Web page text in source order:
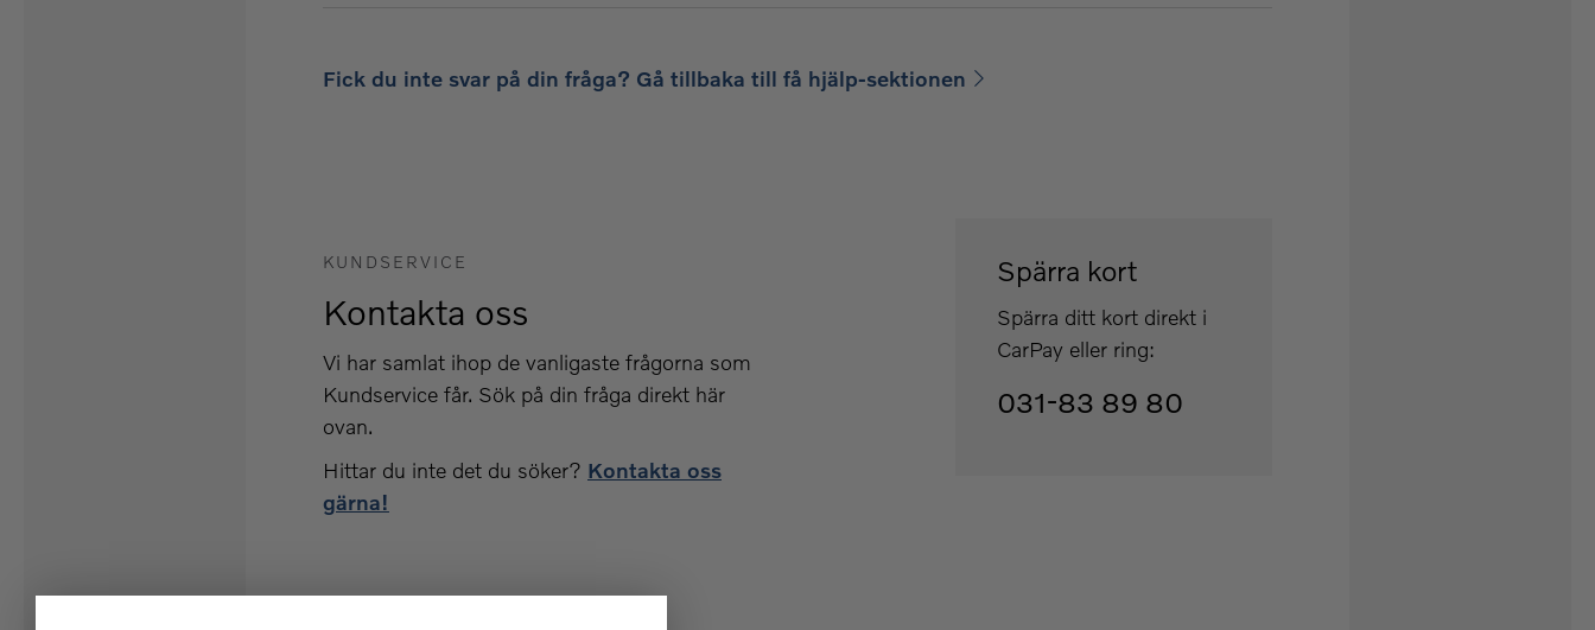
Fick du inte svar på din fråga? Gå tillbaka till få hjälp-sektionen
KUNDSERVICE
Kontakta oss
Vi har samlat ihop de vanligaste frågorna som
Kundservice får. Sök på din fråga direkt här
ovan.
Hittar du inte det du söker? Kontakta oss
gärna!
Spärra kort
Spärra ditt kort direkt i
CarPay eller ring:
031-83 89 80